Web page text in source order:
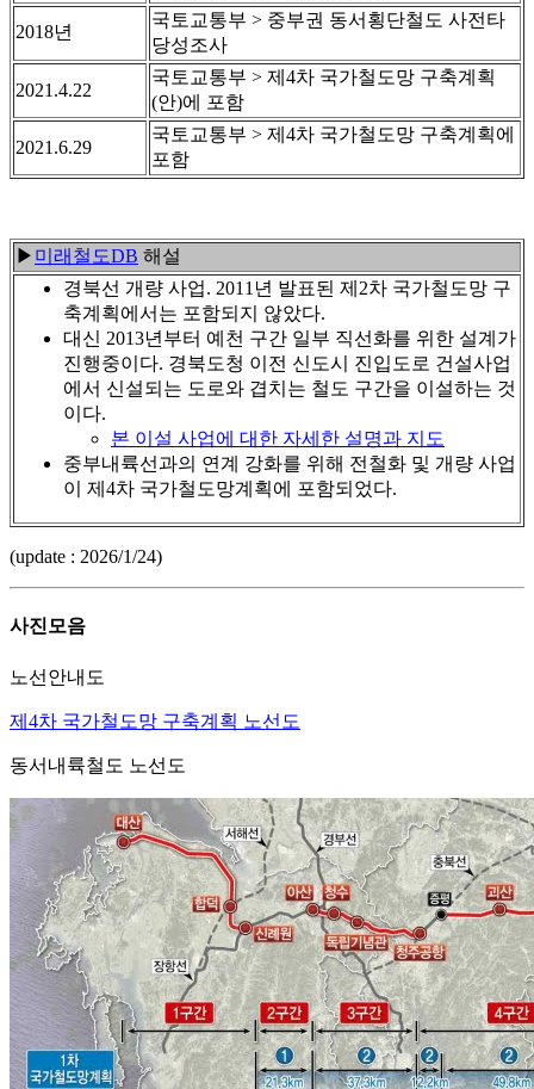
2018년
국토교통부 > 중부권 동서횡단철도 사전타
당성조사
2021.4.22
국토교통부 > 제4차 국가철도망 구축계획
(안)에 포함
2021.6.29
국토교통부 > 제4차 국가철도망 구축계획에
포함
▶ 미래철도DB 해설
경북선 개량 사업. 2011년 발표된 제2차 국가철도망 구
축계획에서는 포함되지 않았다.
대신 2013년부터 예천 구간 일부 직선화를 위한 설계가
진행중이다. 경북도청 이전 신도시 진입도로 건설사업
에서 신설되는 도로와 겹치는 철도 구간을 이설하는 것
이다.
본 이설 사업에 대한 자세한 설명과 지도
중부내륙선과의 연계 강화를 위해 전철화 및 개량 사업
이 제4차 국가철도망계획에 포함되었다.
(update : 2026/1/24)
사진모음
노선안내도
제4차 국가철도망 구축계획 노선도
동서내륙철도 노선도